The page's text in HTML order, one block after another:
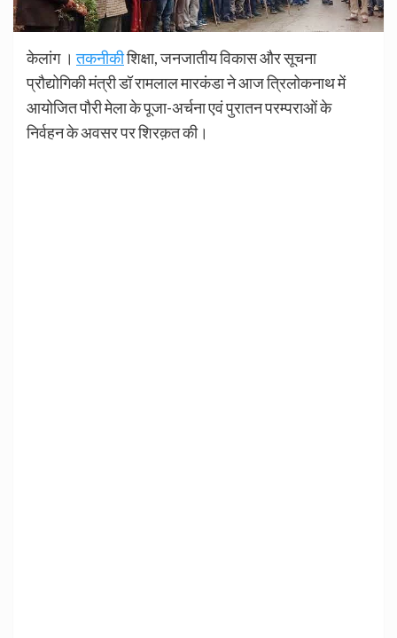
केलांग ।तकनीकीशिक्षा, जनजातीय विकास और सूचना
प्रौद्योगिकी मंत्री डॉ रामलाल मारकंडा ने आज त्रिलोकनाथ में
आयोजित पौरी मेला के पूजा-अर्चना एवं पुरातन परम्पराओं के
निर्वहन के अवसर पर शिरक़त की।